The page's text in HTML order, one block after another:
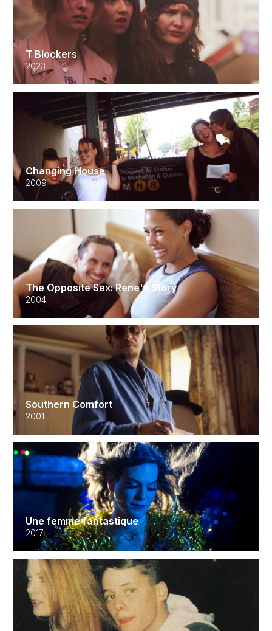
T Blockers
2023
Changing House
2009
The Opposite Sex: Rene's Story
2004
Southern Comfort
2001
Une femme fantastique
2017